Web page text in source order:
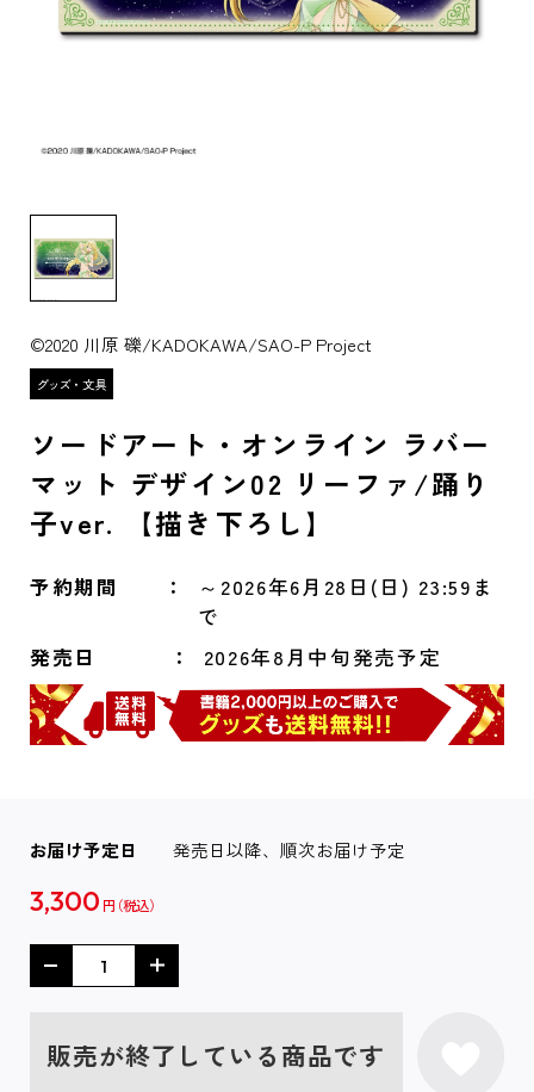
©2020 川原 礫/KADOKAWA/SAO-P Project
ソードアート・オンライン ラバー
マット デザイン02 リーファ/踊り
子ver. 【描き下ろし】
予約期間
～2026年6月28日(日) 23:59ま
で
発売日
2026年8月中旬発売予定
お届け予定日 発売日以降、順次お届け予定
3,300 円
販売が終了している商品です